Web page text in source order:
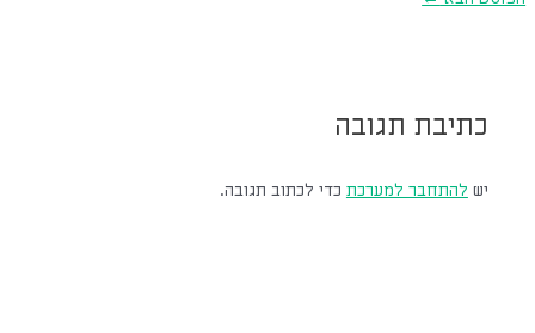
כתיבת תגובה
יש להתחבר למערכת כדי לכתוב תגובה.